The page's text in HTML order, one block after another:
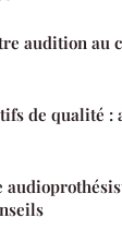
audition au
de qualité :